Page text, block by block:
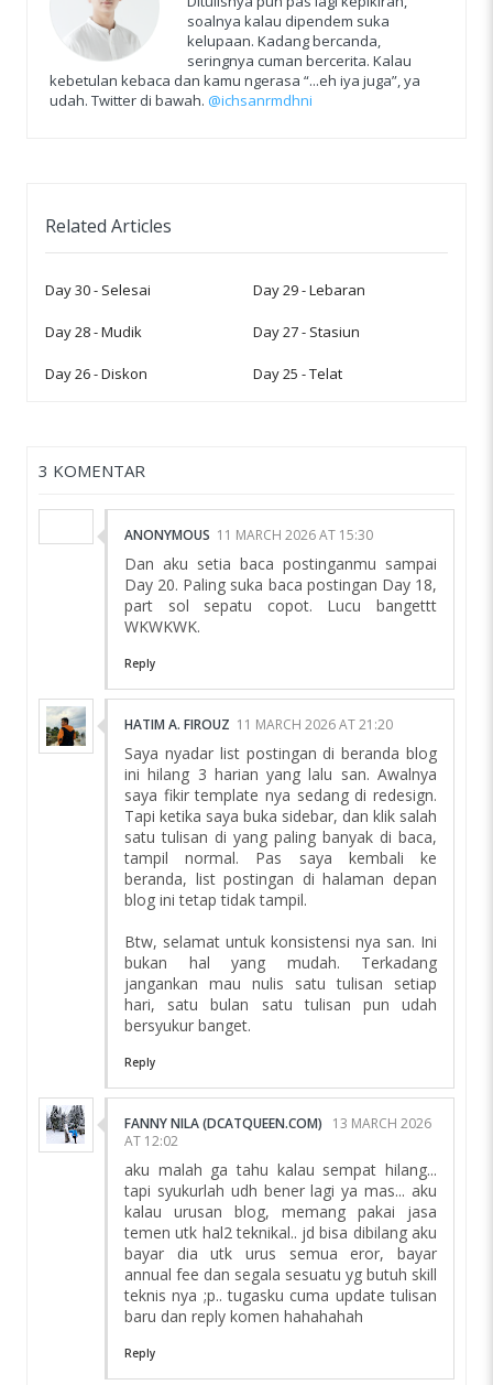
soalnya kalau dipendem suka
kelupaan. Kadang bercanda,
seringnya cuman bercerita. Kalau
kebetulan kebaca dan kamu ngerasa “...eh iya juga”, ya
udah. Twitter di bawah. @ichsanrmdhni
Related Articles
Day 30 - Selesai Day 29 - Lebaran
Day 28 - Mudik Day 27 - Stasiun
Day 26 - Diskon Day 25 - Telat
3 KOMENTAR
ANONYMOUS 11 MARCH 2026 AT 15:30
Dan aku setia baca postinganmu sampai
Day 20. Paling suka baca postingan Day 18,
part sol sepatu copot. Lucu bangettt
WKWKWK.
Reply
HATIM A. FIROUZ 11 MARCH 2026 AT 21:20
Saya nyadar list postingan di beranda blog
ini hilang 3 harian yang lalu san. Awalnya
saya fikir template nya sedang di redesign.
Tapi ketika saya buka sidebar, dan klik salah
satu tulisan di yang paling banyak di baca,
tampil normal. Pas saya kembali ke
beranda, list postingan di halaman depan
blog ini tetap tidak tampil.
Btw, selamat untuk konsistensi nya san. Ini
bukan hal yang mudah. Terkadang
jangankan mau nulis satu tulisan setiap
hari, satu bulan satu tulisan pun udah
bersyukur banget.
Reply
FANNY NILA (DCATQUEEN.COM)
13 MARCH 2026
AT 12:02
aku malah ga tahu kalau sempat hilang...
tapi syukurlah udh bener lagi ya mas... aku
kalau urusan blog, memang pakai jasa
temen utk hal2 teknikal.. jd bisa dibilang aku
bayar dia utk urus semua eror, bayar
annual fee dan segala sesuatu yg butuh skill
teknis nya ;p.. tugasku cuma update tulisan
baru dan reply komen hahahahah
Reply